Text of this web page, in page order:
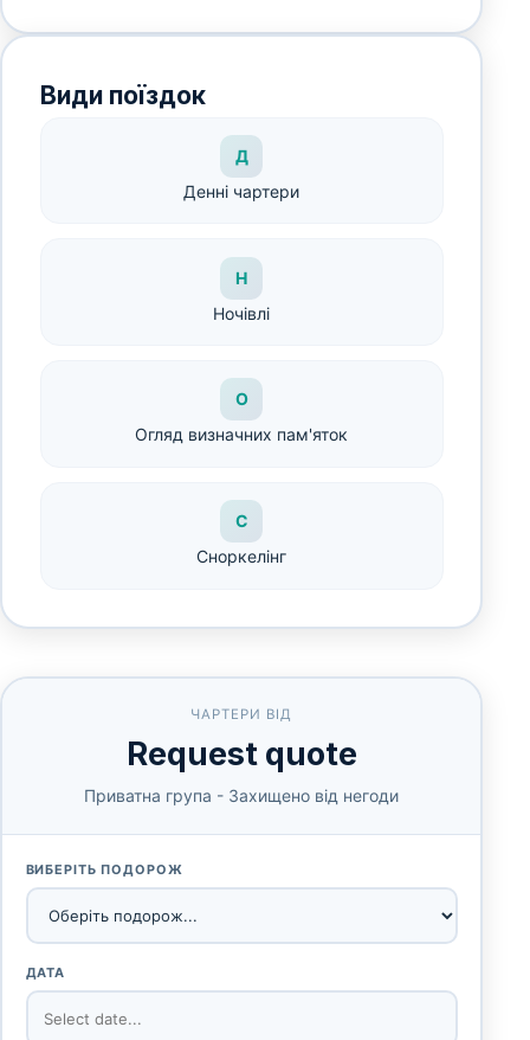
Види поїздок
Д
Денні чартери
Н
Ночівлі
О
Огляд визначних пам'яток
С
Сноркелінг
ЧАРТЕРИ ВІД
Request quote
Приватна група - Захищено від негоди
ВИБЕРІТЬ ПОДОРОЖ
ДАТА